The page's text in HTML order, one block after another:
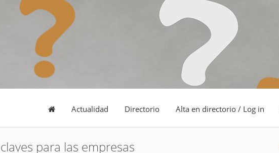
Actualidad Directorio Alta en directorio / Log in
para las empresas